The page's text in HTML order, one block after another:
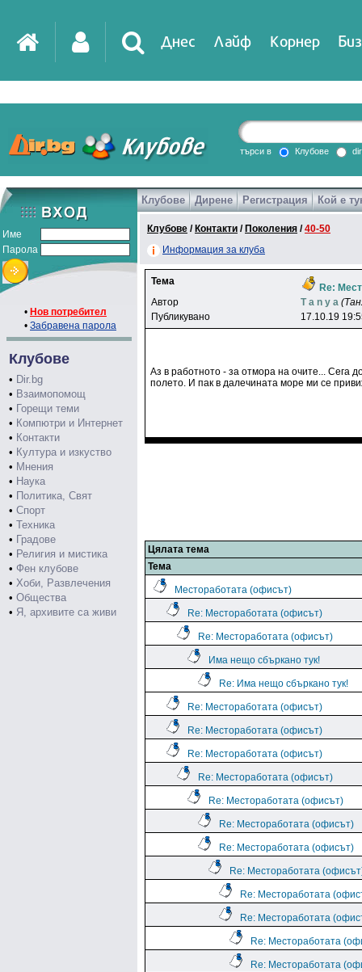
Днес Лайф Корнер
DirTV Impressio
Games
търси в Клубове
Име
Парола
• Нов потребител
• Забравена парола
Клубове
• Dir.bg
• Взаимопомощ
• Горещи теми
• Компютри и Интернет
• Контакти
• Култура и изкуство
• Мнения
• Наука
• Политика, Свят
• Спорт
• Техника
• Градове
• Религия и мистика
• Фен клубове
• Хоби, Развлечения
• Общества
• Я, архивите са живи
Клубове Дирене Регистрация Кой е
Клубове / Контакти / Поколения /40-50
Информация за клуба
Тема
Re:
Автор
T a n y a
Публикувано
17.10.19
Аз в работното - за отмора на очите... Сега
полето. И пак в далечината море ми се
Цялата тема
Тема
Местоработата (офисът)
Re: Местоработата (офисът)
Re: Местоработата (офисът)
Има нещо сбъркано тук!
Re: Има нещо сбъркано тук!
Re: Местоработата (офисът)
Re: Местоработата (офисът)
Re: Местоработата (офисът)
Re: Местоработата (офисът)
Re: Местоработата (офисът)
Re: Местоработата (офисът)
Re: Местоработата (офисът)
Re: Местоработата
Re: Местоработата
Re: Местоработата
Re: Местоработата
Re: Местоработата